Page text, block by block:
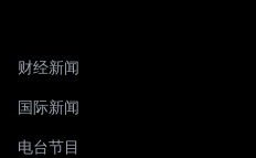
财经新闻
国际新闻
电台节目